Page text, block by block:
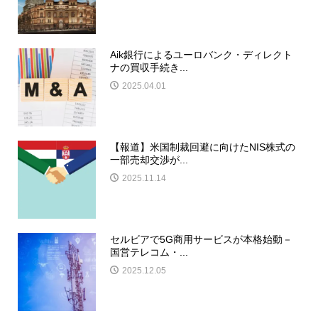
Aik銀行によるユーロバンク・ディレクト
ナの買収手続き...
2025.04.01
【報道】米国制裁回避に向けたNIS株式の
一部売却交渉が...
2025.11.14
セルビアで5G商用サービスが本格始動－
国営テレコム・...
2025.12.05